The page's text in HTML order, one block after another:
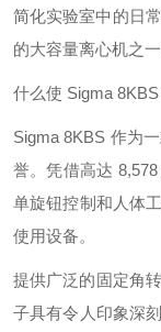
简化实验室中的日
的大容量离心机之一
什么使 Sigma
Sigma 8KBS 作为
誉。凭借高达
单旋钮控制和人体
使用设备。
提供广泛的固定角
子具有令人印象深